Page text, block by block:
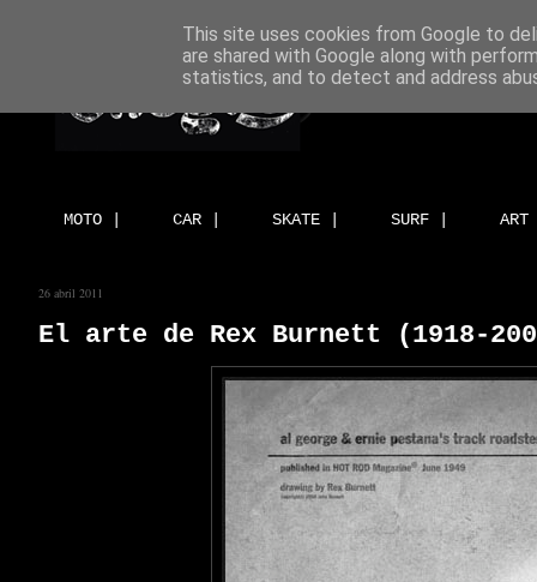
MOTO | CAR | SKATE | SURF |
26 abril 2011
El arte de Rex Burnett (1918-
This site uses cookies from Google to
are shared with Google along with
statistics, and to detect and address